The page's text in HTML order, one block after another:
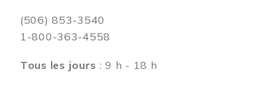
(506) 853-3540
1-800-363-4558
Tous les jours : 9 h - 18 h